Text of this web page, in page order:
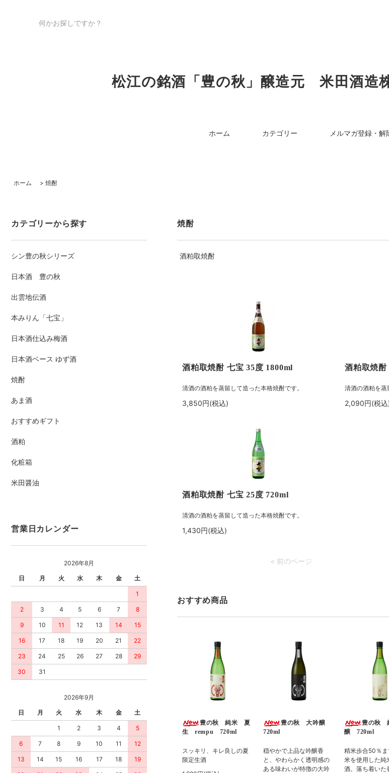
松江の銘酒「豊の秋」醸造元 米田酒造
ホーム カテゴリー メルマガ登録・解
ホーム > 焼酎
カテゴリーから探す
シン豊の秋シリーズ
日本酒 豊の秋
出雲地伝酒
本みりん「七宝」
日本酒仕込み梅酒
日本酒ベース ゆず酒
焼酎
あま酒
おすすめギフト
酒粕
化粧箱
米田醤油
営業日カレンダー
2026年8月
日
月 火 水 木 金 土
1
2 3 4 5 6 7 8
9 10 11 12 13 14 15
16 17 18 19 20 21 22
23 24 25 26 27 28 29
30 31
2026年9月
日
月 火 水 木 金 土
1 2 3 4 5
6 7 8 9 10 11 12
13 14 15 16 17 18 19
焼酎
酒粕取焼酎
酒粕取焼酎 七宝 35度 1800ml
清酒の酒粕を蒸留して造った本格焼酎です。
3,850円(税込)
酒粕取焼酎
清酒の酒粕を蒸
2,090円(税込
酒粕取焼酎 七宝 25度 720ml
清酒の酒粕を蒸留して造った本格焼酎です。
1,430円(税込)
< 前のページ
おすすめ商品
豊の秋 純米 夏
生 rempu 720ml
スッキリ、キレ良しの夏
限定生酒
豊の秋 大吟醸
720ml
穏やかで上品な吟醸香
と、やわらかく透明感の
ある味わいが特徴の大吟
豊の秋
醸 720ml
精米歩合50％ま
米を使用した純
酒。落ち着いた